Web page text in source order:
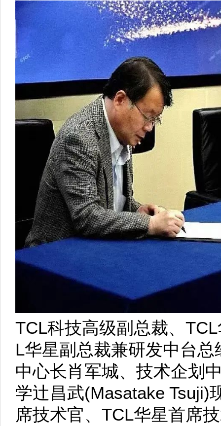
TCL科技高级副总裁、
L华星副总裁兼研发中台
中心长肖军城、技术企划
学辻昌武(Masatake Tsuji)
席技术官、TCL华星首席